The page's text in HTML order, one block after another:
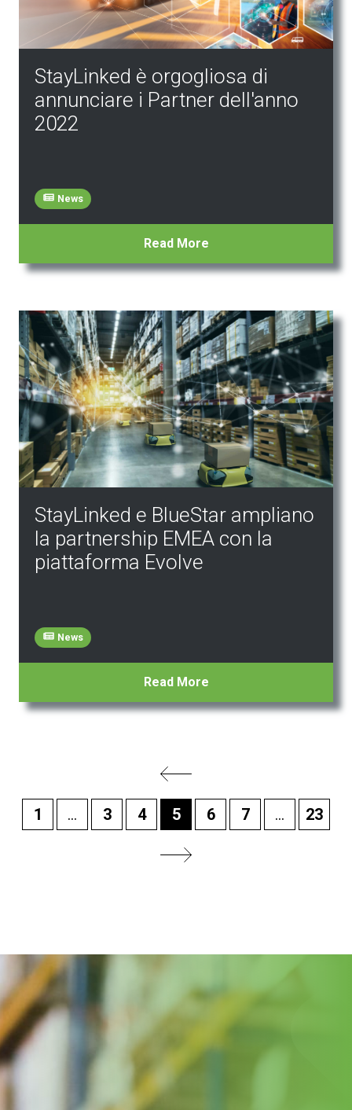
StayLinked è orgogliosa di
annunciare i Partner dell'anno
2022
News
Read More
StayLinked e BlueStar ampliano
la partnership EMEA con la
piattaforma Evolve
News
Read More
1 ... 3 4 5 6 7 ... 23